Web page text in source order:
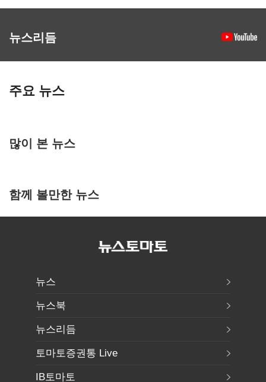
뉴스리듬
주요 뉴스
많이 본 뉴스
함께 볼만한 뉴스
뉴스
뉴스북
뉴스리듬
토마토증권통 Live
IB토마토